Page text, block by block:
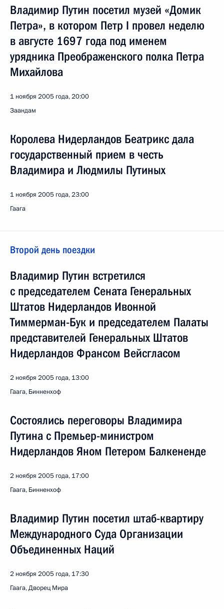
Владимир Путин посетил музей «Домик
Петра», в котором Петр I провел неделю
в августе 1697 года под именем
урядника Преображенского полка Петра
Михайлова
1 ноября 2005 года, 20:00
Заандам
Королева Нидерландов Беатрикс дала
государственный прием в честь
Владимира и Людмилы Путиных
1 ноября 2005 года, 23:00
Гаага
Второй день поездки
Владимир Путин встретился
с председателем Сената Генеральных
Штатов Нидерландов Ивонной
Тиммерман-Бук и председателем Палаты
представителей Генеральных Штатов
Нидерландов Франсом Вейсгласом
2 ноября 2005 года, 13:00
Гаага, Бинненхоф
Состоялись переговоры Владимира
Путина с Премьер-министром
Нидерландов Яном Петером Балкененде
2 ноября 2005 года, 17:00
Гаага, Бинненхоф
Владимир Путин посетил штаб-квартиру
Международного Суда Организации
Объединенных Наций
2 ноября 2005 года, 17:30
Гаага, Дворец Мира